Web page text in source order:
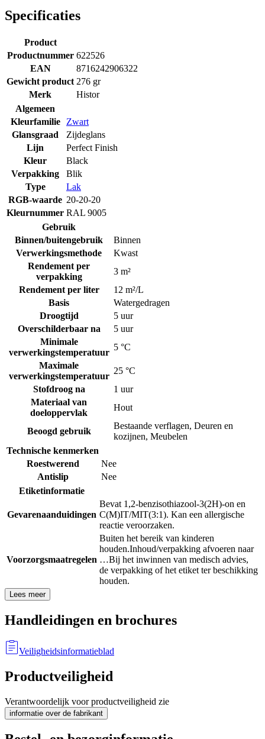
Specificaties
Product
Productnummer 622526
EAN
8716242906322
Gewicht product 276 gr
Merk
Histor
Algemeen
Kleurfamilie
Zwart
Glansgraad
Zijdeglans
Lijn
Perfect Finish
Kleur
Black
Verpakking
Blik
Type
Lak
RGB-waarde 20-20-20
Kleurnummer RAL 9005
Gebruik
Binnen/buitengebruik
Binnen
Verwerkingsmethode
Kwast
Rendement per
verpakking
3 m²
Rendement per liter
12 m²/L
Basis
Watergedragen
Droogtijd
5 uur
Overschilderbaar na
5 uur
Minimale
verwerkingstemperatuur
5 °C
Maximale
verwerkingstemperatuur
25 °C
Stofdroog na
1 uur
Materiaal van
doeloppervlak
Hout
Beoogd gebruik
Bestaande verflagen, Deuren en
kozijnen, Meubelen
Technische kenmerken
Roestwerend
Nee
Antislip
Nee
Etiketinformatie
Gevarenaanduidingen
Bevat 1,2-benzisothiazool-3(2H)-on en
C(M)IT/MIT(3:1). Kan een allergische
reactie veroorzaken.
Voorzorgsmaatregelen
Buiten het bereik van kinderen
houden.Inhoud/verpakking afvoeren naar
…Bij het inwinnen van medisch advies,
de verpakking of het etiket ter beschikking
houden.
Lees meer
Handleidingen en brochures
Veiligheidsinformatieblad
Productveiligheid
Verantwoordelijk voor productveiligheid zie
informatie over de fabrikant